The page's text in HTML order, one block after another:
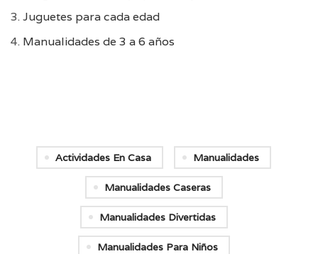
Juguetes para cada edad
Manualidades de 3 a 6 años
Actividades En Casa Manualidades
Manualidades Caseras
Manualidades Divertidas
Manualidades Para Niños